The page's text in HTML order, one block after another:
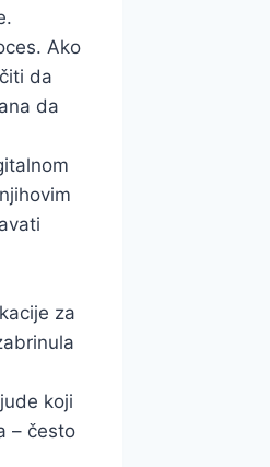
Ako
da
da
za
koji
– često